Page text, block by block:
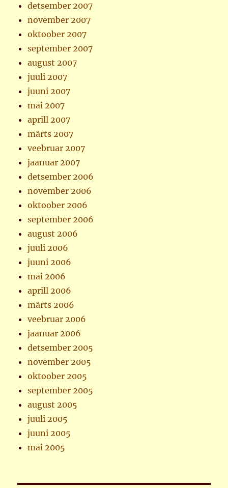
detsember 2007
november 2007
oktoober 2007
september 2007
august 2007
juuli 2007
juuni 2007
mai 2007
aprill 2007
märts 2007
veebruar 2007
jaanuar 2007
detsember 2006
november 2006
oktoober 2006
september 2006
august 2006
juuli 2006
juuni 2006
mai 2006
aprill 2006
märts 2006
veebruar 2006
jaanuar 2006
detsember 2005
november 2005
oktoober 2005
september 2005
august 2005
juuli 2005
juuni 2005
mai 2005